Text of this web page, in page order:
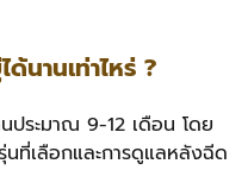
นานเท่าไหร่ ?
ประมาณ 9-12 เดือน โดย
ที่เลือกและการดูแลหลังฉีด